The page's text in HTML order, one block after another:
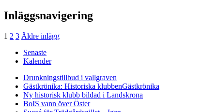
Inläggsnavigering
1 2 3 Äldre inlägg
Senaste
Kalender
Drunkningstillbud i vallgraven
Gästkrönika: Historiska klubbenGästkrönika
Ny historisk klubb bildad i Landskrona
BoIS vann över Öster